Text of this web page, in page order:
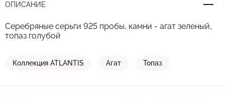
ОПИСАНИЕ
Серебряные серьги 925 пробы, камни - агат зеленый,
топаз голубой
Коллекция ATLANTIS Агат Топаз